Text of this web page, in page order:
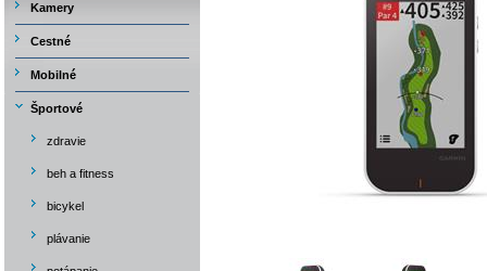
Kamery
Cestné
Mobilné
Športové
zdravie
beh a fitness
bicykel
plávanie